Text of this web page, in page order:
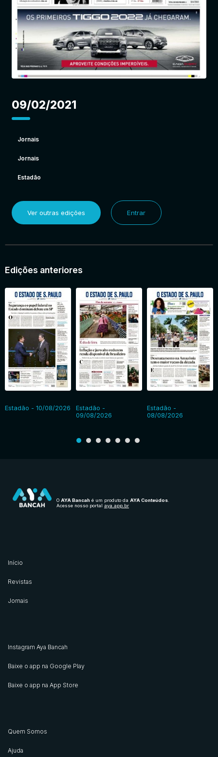
09/02/2021
Jornais
Jornais
Estadão
Ver outras edições Entrar
Edições anteriores
Estadão - 10/08/2026
Estadão -
09/08/2026
Estadão -
08/08/2026
O AYA Bancah é um produto da AYA Conteúdos.
Acesse nosso portal aya.app.br
Início
Revistas
Jornais
Instagram Aya Bancah
Baixe o app na Google Play
Baixe o app na App Store
Quem Somos
Ajuda